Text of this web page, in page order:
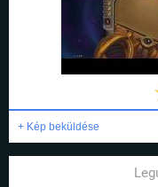
+ Kép beküldése